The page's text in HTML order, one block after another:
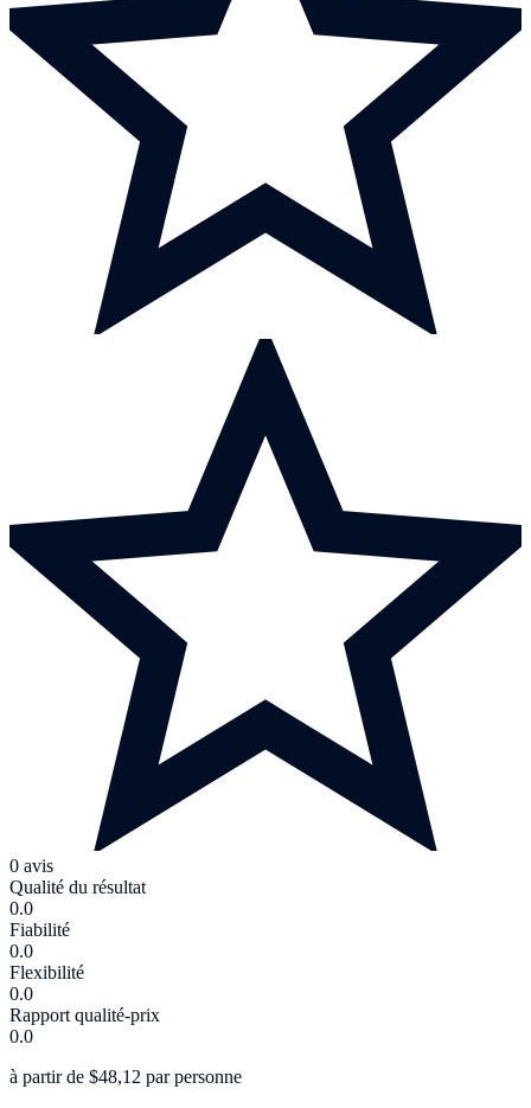
0 avis
Qualité du résultat
0.0
Fiabilité
0.0
Flexibilité
0.0
Rapport qualité-prix
0.0
à partir de $48,12 par personne